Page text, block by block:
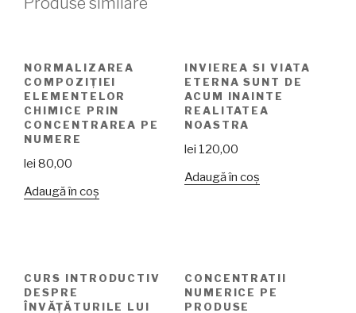
NORMALIZAREA
COMPOZIȚIEI
ELEMENTELOR
CHIMICE PRIN
CONCENTRAREA PE
NUMERE
lei 80,00
Adaugă în coș
INVIEREA SI VIATA
ETERNA SUNT DE
ACUM INAINTE
REALITATEA
NOASTRA
lei 120,00
Adaugă în coș
CURS INTRODUCTIV
DESPRE
ÎNVĂȚĂTURILE LUI
CONCENTRATII
NUMERICE PE
PRODUSE